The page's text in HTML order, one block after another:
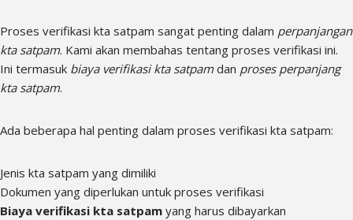
Proses verifikasi kta satpam sangat penting dalam perpanjangan
kta satpam. Kami akan membahas tentang proses verifikasi ini.
Ini termasuk biaya verifikasi kta satpam dan proses perpanjang
kta satpam.
Ada beberapa hal penting dalam proses verifikasi kta satpam:
Jenis kta satpam yang dimiliki
Dokumen yang diperlukan untuk proses verifikasi
Biaya verifikasi kta satpam yang harus dibayarkan